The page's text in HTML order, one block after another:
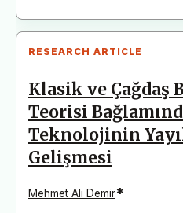
RESEARCH ARTICLE
Klasik ve Çağdaş
Teorisi
Teknolojinin
Gelişmesi
Mehmet Ali Demir*